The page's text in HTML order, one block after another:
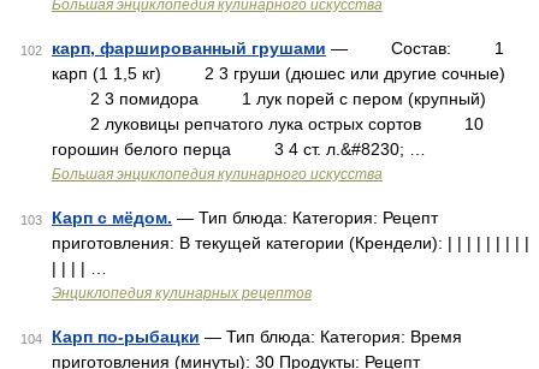
Большая энциклопедия кулинарного искусства
102 карп, фаршированный грушами — Состав: 1
карп (1 1,5 кг) 2 3 груши (дюшес или другие сочные)
2 3 помидора 1 лук порей с пером (крупный)
2 луковицы репчатого лука острых сортов 10
горошин белого перца 3 4 ст. л.&#8230; …
Большая энциклопедия кулинарного искусства
103 Карп с мёдом. — Тип блюда: Категория: Рецепт
приготовления: В текущей категории (Крендели): | | | | | | | | |
| | | | …
Энциклопедия кулинарных рецептов
104 Карп по-рыбацки — Тип блюда: Категория: Время
приготовления (минуты): 30 Продукты: Рецепт